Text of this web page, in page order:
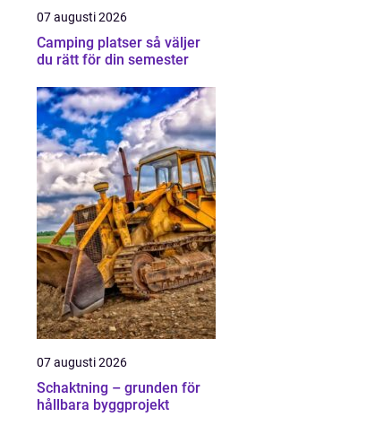
07 augusti 2026
Camping platser så väljer
du rätt för din semester
07 augusti 2026
Schaktning – grunden för
hållbara byggprojekt